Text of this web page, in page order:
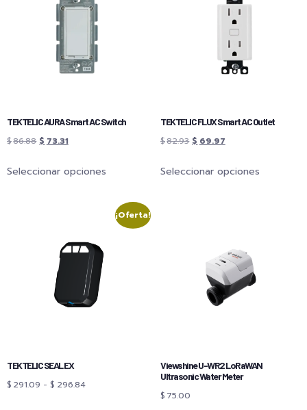
TEKTELIC AURA Smart AC Switch
$86.88 $ 73.31
Seleccionar opciones
TEKTELIC FLUX Smart AC Outlet
$82.93 $ 69.97
Seleccionar opciones
¡Oferta!
TEKTELIC SEAL EX
$ 291.09 - $ 296.84
Viewshine U-WR2 LoRaWAN
Ultrasonic Water Meter
$ 75.00